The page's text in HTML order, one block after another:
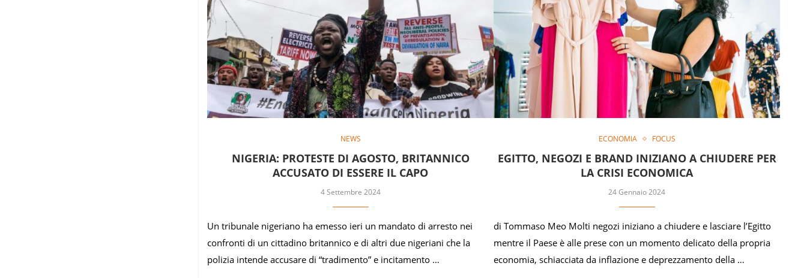
NEWS
NIGERIA: PROTESTE DI AGOSTO, BRITANNICO
ACCUSATO DI ESSERE IL CAPO
4 Settembre 2024
Un tribunale nigeriano ha emesso ieri un mandato di arresto nei
confronti di un cittadino britannico e di altri due nigeriani che la
polizia intende accusare di “tradimento” e incitamento …
ECONOMIA FOCUS
EGITTO, NEGOZI E BRAND INIZIANO A CHIUDERE PER
LA CRISI ECONOMICA
24 Gennaio 2024
di Tommaso Meo Molti negozi iniziano a chiudere e lasciare l’Egitto
mentre il Paese è alle prese con un momento delicato della propria
economia, schiacciata da inflazione e deprezzamento della …